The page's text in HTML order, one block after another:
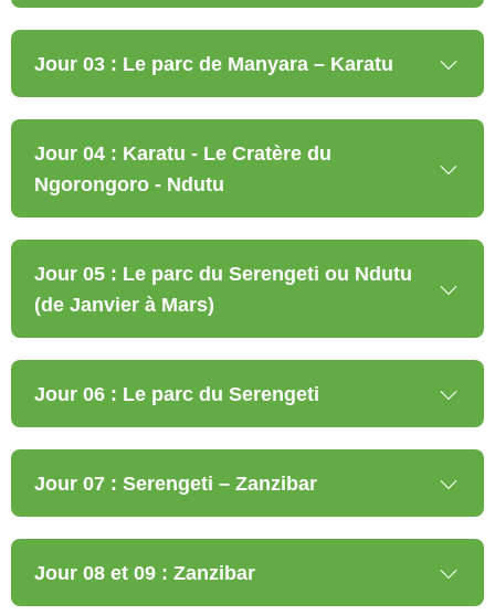
Jour 03 : Le parc de Manyara – Karatu
Jour 04 : Karatu - Le Cratère du
Ngorongoro - Ndutu
Jour 05 : Le parc du Serengeti ou Ndutu
(de Janvier à Mars)
Jour 06 : Le parc du Serengeti
Jour 07 : Serengeti – Zanzibar
Jour 08 et 09 : Zanzibar